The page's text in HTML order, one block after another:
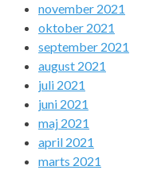
november 2021
oktober 2021
september 2021
august 2021
juli 2021
juni 2021
maj 2021
april 2021
marts 2021